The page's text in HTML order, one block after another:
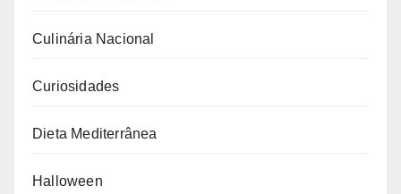
Culinária Nacional
Curiosidades
Dieta Mediterrânea
Halloween